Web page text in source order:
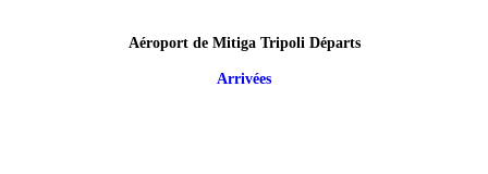
Aéroport de Mitiga Tripoli Départs
Arrivées